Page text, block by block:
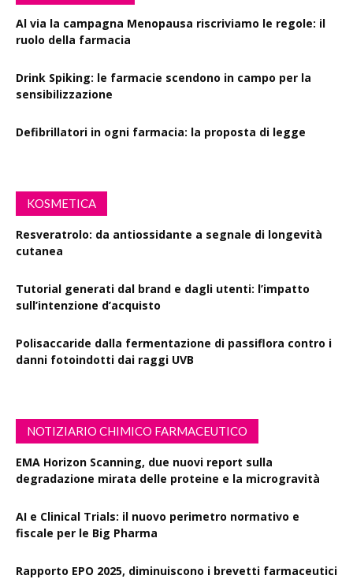
Al via la campagna Menopausa riscriviamo le regole: il
ruolo della farmacia
Drink Spiking: le farmacie scendono in campo per la
sensibilizzazione
Defibrillatori in ogni farmacia: la proposta di legge
KOSMETICA
Resveratrolo: da antiossidante a segnale di longevità
cutanea
Tutorial generati dal brand e dagli utenti: l’impatto
sull’intenzione d’acquisto
Polisaccaride dalla fermentazione di passiflora contro i
danni fotoindotti dai raggi UVB
NOTIZIARIO CHIMICO FARMACEUTICO
EMA Horizon Scanning, due nuovi report sulla
degradazione mirata delle proteine e la microgravità
AI e Clinical Trials: il nuovo perimetro normativo e
fiscale per le Big Pharma
Rapporto EPO 2025, diminuiscono i brevetti farmaceutici